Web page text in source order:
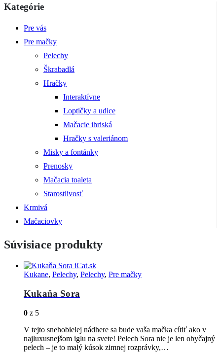
Kategórie
Pre vás
Pre mačky
Pelechy
Škrabadlá
Hračky
Interaktívne
Loptičky a udice
Mačacie ihriská
Hračky s valeriánom
Misky a fontánky
Prenosky
Mačacia toaleta
Starostlivosť
Krmivá
Mačaciovky
Súvisiace produkty
Kukane, Pelechy, Pelechy, Pre mačky
Kukaňa Sora
0 z 5
V tejto snehobielej nádhere sa bude vaša mačka cítiť ako v
najluxusnejšom iglu na svete! Pelech Sora nie je len obyčajný
pelech – je to malý kúsok zimnej rozprávky,…